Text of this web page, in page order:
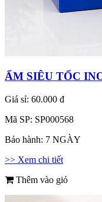
ẤM SIÊU TỐC
Giá sỉ: 60.000 đ
Mã SP: SP000568
Bảo hành: 7 NGÀY
>> Xem chi tiết
Thêm vào giỏ